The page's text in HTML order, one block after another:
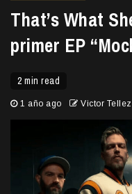
That’s What
primer EP
2 min read
1 año ago Victor Tellez